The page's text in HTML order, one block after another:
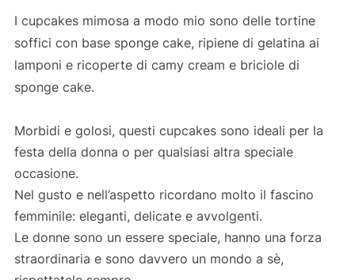
I cupcakes mimosa a modo mio sono delle tortine
soffici con base sponge cake, ripiene di gelatina ai
lamponi e ricoperte di camy cream e briciole di
sponge cake.
Morbidi e golosi, questi cupcakes sono ideali per la
festa della donna o per qualsiasi altra speciale
occasione.
Nel gusto e nell’aspetto ricordano molto il fascino
femminile: eleganti, delicate e avvolgenti.
Le donne sono un essere speciale, hanno una forza
straordinaria e sono davvero un mondo a sè,